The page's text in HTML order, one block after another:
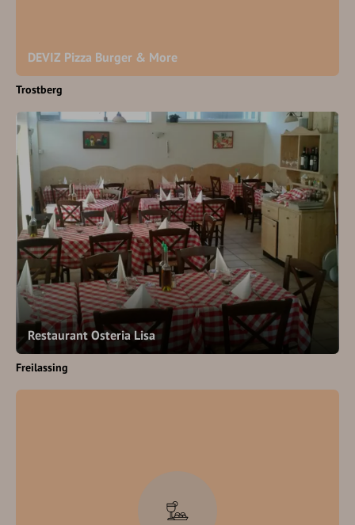
DEVIZ Pizza Burger & More
Trostberg
Restaurant Osteria Lisa
Freilassing